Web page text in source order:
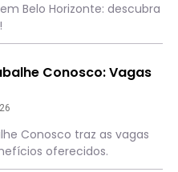
Belo Horizonte: descubra
Conosco: Vagas
Conosco traz as vagas
oferecidos.